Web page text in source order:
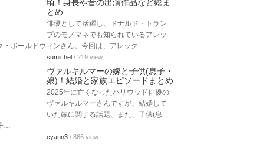
頃！身長や昔の出演作品など総ま
とめ
俳優として活躍し、ドナルド・トラン
プのモノマネでも知られているアレッ
・ボールドウィンさん。今回は、アレック…
sumichel / 219 view
ヴァルキルマーの嫁と子供(息子・
娘)！結婚と家族エピソードまとめ
2025年に亡くなったハリウッド俳優の
ヴァルキルマーさんですが、結婚して
いた嫁に関する話題、また、子供(息
…
cyann3 / 866 view